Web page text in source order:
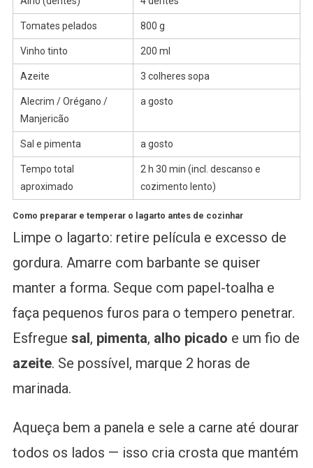
Tomates pelados 800 g
Vinho tinto 200 ml
Azeite 3 colheres sopa
Alecrim / Orégano /
Manjericão
a gosto
Sal e pimenta a gosto
Tempo total
aproximado
2 h 30 min (incl. descanso e
cozimento lento)
Como preparar e temperar o lagarto antes de cozinhar
Limpe o lagarto: retire película e excesso de
gordura. Amarre com barbante se quiser
manter a forma. Seque com papel-toalha e
faça pequenos furos para o tempero penetrar.
Esfregue sal, pimenta, alho picado e um fio de
azeite. Se possível, marque 2 horas de
marinada.
Aqueça bem a panela e sele a carne até dourar
todos os lados — isso cria crosta que mantém